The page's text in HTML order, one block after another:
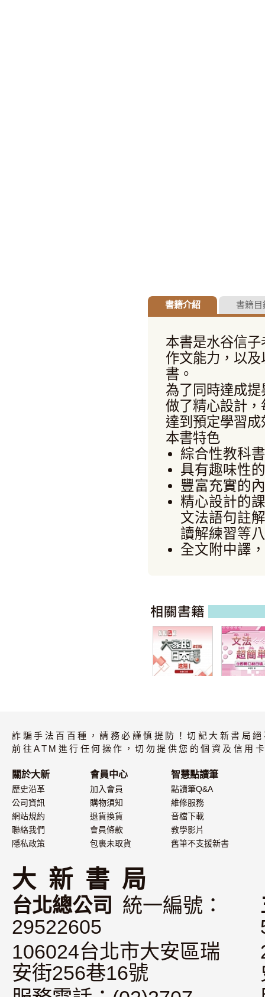
書籍介紹 書籍目
本書是水谷信
作文能力，以
書。
為了同時達成
做了精心設計
達到預定學習成
本書特色
綜合性教科
具有趣味性
豐富充實的
精心設計的
文法語句註
讀解練習等
全文附中譯
CD版（4片裝、
不附書）
詐騙手法百百種，請務必謹慎提防！切記大新書局
前往ATM進行任何操作，切勿提供您的個資及信用
關於大新
歷史沿革
公司資訊
網站規約
聯絡我們
隱私政策
會員中心
加入會員
購物須知
退貨換貨
會員條款
包裹未取貨
智慧點讀筆
點讀筆Q&A
維修服務
音檔下載
教學影片
舊筆不支援新書
大 新 書 局
台北總公司
統一編號：
29522605
106024台北市大安區瑞
安街256巷16號